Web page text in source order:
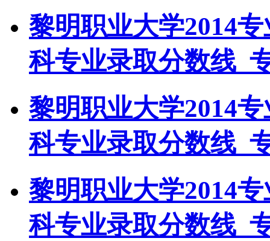
黎明职业大学2014
科专业录取分数线_
黎明职业大学2014
科专业录取分数线_
黎明职业大学2014
科专业录取分数线_